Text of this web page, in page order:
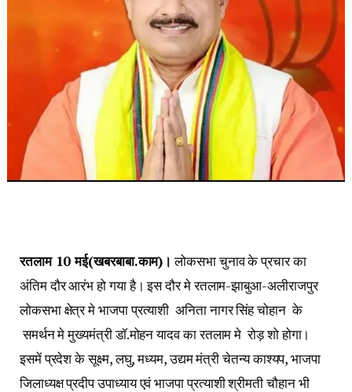
रतलाम 10 मई(खबरबाबा.काम)। लोकसभा चुनाव के प्रचार का
अंतिम दौर आरंभ हो गया है। इस दौर मे रतलाम-झाबुआ-अलीराजपुर
लोकसभा क्षेत्र मे भाजपा प्रत्याशी अनिता नागर सिंह चोहान के
समर्थन मे मुख्यमंत्री डाॅ.मोहन यादव का रतलाम मे रोड़ शो होगा।
इसमें प्रदेश के सूक्ष्म, लघु, मध्यम, उद्यम मंत्री चेतन्य काश्यप, भाजपा
जिलाध्यक्ष प्रदीप उपाध्याय एवं भाजपा प्रत्याशी श्रीमती चौहान भी